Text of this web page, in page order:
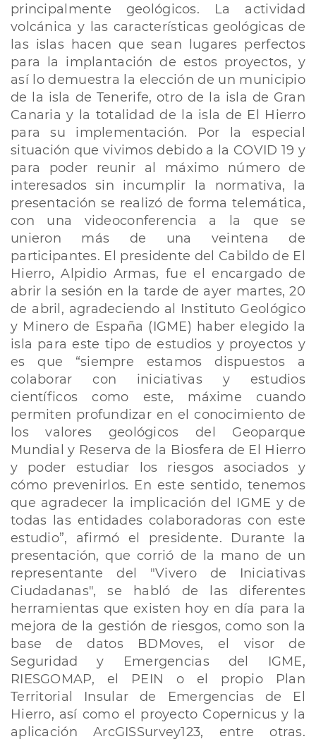
principalmente geológicos. La actividad
volcánica y las características geológicas de
las islas hacen que sean lugares perfectos
para la implantación de estos proyectos, y
así lo demuestra la elección de un municipio
de la isla de Tenerife, otro de la isla de Gran
Canaria y la totalidad de la isla de El Hierro
para su implementación. Por la especial
situación que vivimos debido a la COVID 19 y
para poder reunir al máximo número de
interesados sin incumplir la normativa, la
presentación se realizó de forma telemática,
con una videoconferencia a la que se
unieron más de una veintena de
participantes. El presidente del Cabildo de El
Hierro, Alpidio Armas, fue el encargado de
abrir la sesión en la tarde de ayer martes, 20
de abril, agradeciendo al Instituto Geológico
y Minero de España (IGME) haber elegido la
isla para este tipo de estudios y proyectos y
es que “siempre estamos dispuestos a
colaborar con iniciativas y estudios
científicos como este, máxime cuando
permiten profundizar en el conocimiento de
los valores geológicos del Geoparque
Mundial y Reserva de la Biosfera de El Hierro
y poder estudiar los riesgos asociados y
cómo prevenirlos. En este sentido, tenemos
que agradecer la implicación del IGME y de
todas las entidades colaboradoras con este
estudio”, afirmó el presidente. Durante la
presentación, que corrió de la mano de un
representante del "Vivero de Iniciativas
Ciudadanas", se habló de las diferentes
herramientas que existen hoy en día para la
mejora de la gestión de riesgos, como son la
base de datos BDMoves, el visor de
Seguridad y Emergencias del IGME,
RIESGOMAP, el PEIN o el propio Plan
Territorial Insular de Emergencias de El
Hierro, así como el proyecto Copernicus y la
aplicación ArcGISSurvey123, entre otras.